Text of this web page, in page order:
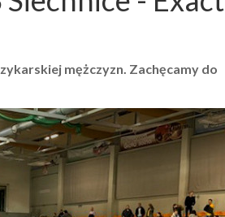
mężczyzn. Zachęcamy do